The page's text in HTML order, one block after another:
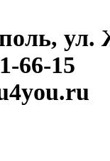
ул.
66-15